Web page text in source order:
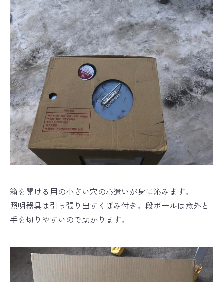
箱を開ける用の小さい穴の心遣いが身に沁みます。
照明器具は引っ張り出すくぼみ付き。段ボールは意外と
手を切りやすいので助かります。